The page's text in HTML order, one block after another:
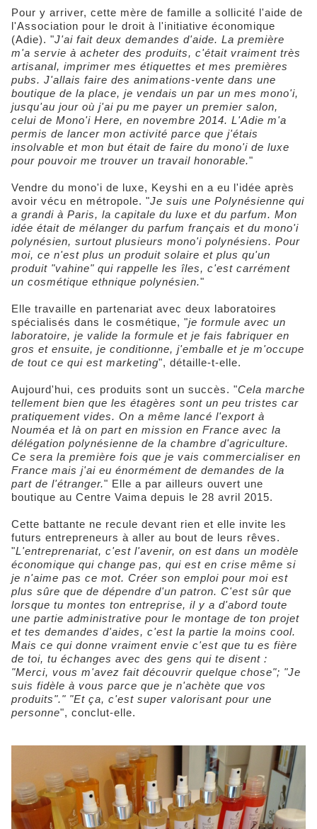
Pour y arriver, cette mère de famille a sollicité l'aide de
l'Association pour le droit à l'initiative économique
(Adie). "J'ai fait deux demandes d'aide. La première
m'a servie à acheter des produits, c'était vraiment très
artisanal, imprimer mes étiquettes et mes premières
pubs. J'allais faire des animations-vente dans une
boutique de la place, je vendais un par un mes mono'i,
jusqu'au jour où j'ai pu me payer un premier salon,
celui de Mono'i Here, en novembre 2014. L'Adie m'a
permis de lancer mon activité parce que j'étais
insolvable et mon but était de faire du mono'i de luxe
pour pouvoir me trouver un travail honorable."
Vendre du mono'i de luxe, Keyshi en a eu l'idée après
avoir vécu en métropole. "Je suis une Polynésienne qui
a grandi à Paris, la capitale du luxe et du parfum. Mon
idée était de mélanger du parfum français et du mono'i
polynésien, surtout plusieurs mono'i polynésiens. Pour
moi, ce n'est plus un produit solaire et plus qu'un
produit "vahine" qui rappelle les îles, c'est carrément
un cosmétique ethnique polynésien."
Elle travaille en partenariat avec deux laboratoires
spécialisés dans le cosmétique, "je formule avec un
laboratoire, je valide la formule et je fais fabriquer en
gros et ensuite, je conditionne, j'emballe et je m'occupe
de tout ce qui est marketing", détaille-t-elle.
Aujourd'hui, ces produits sont un succès. "Cela marche
tellement bien que les étagères sont un peu tristes car
pratiquement vides. On a même lancé l'export à
Nouméa et là on part en mission en France avec la
délégation polynésienne de la chambre d'agriculture.
Ce sera la première fois que je vais commercialiser en
France mais j'ai eu énormément de demandes de la
part de l'étranger." Elle a par ailleurs ouvert une
boutique au Centre Vaima depuis le 28 avril 2015.
Cette battante ne recule devant rien et elle invite les
futurs entrepreneurs à aller au bout de leurs rêves.
"L'entreprenariat, c'est l'avenir, on est dans un modèle
économique qui change pas, qui est en crise même si
je n'aime pas ce mot. Créer son emploi pour moi est
plus sûre que de dépendre d'un patron. C'est sûr que
lorsque tu montes ton entreprise, il y a d'abord toute
une partie administrative pour le montage de ton projet
et tes demandes d'aides, c'est la partie la moins cool.
Mais ce qui donne vraiment envie c'est que tu es fière
de toi, tu échanges avec des gens qui te disent :
"Merci, vous m'avez fait découvrir quelque chose"; "Je
suis fidèle à vous parce que je n'achète que vos
produits"." "Et ça, c'est super valorisant pour une
personne", conclut-elle.